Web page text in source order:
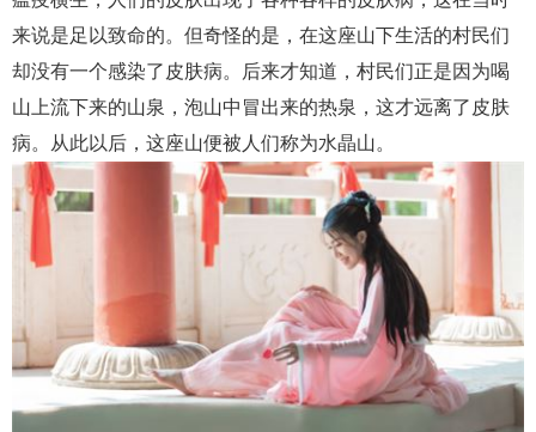
来说是足以致命的。但奇怪的是，在这座山下生活的村民们
却没有一个感染了皮肤病。后来才知道，村民们正是因为喝
山上流下来的山泉，泡山中冒出来的热泉，这才远离了皮肤
病。从此以后，这座山便被人们称为水晶山。